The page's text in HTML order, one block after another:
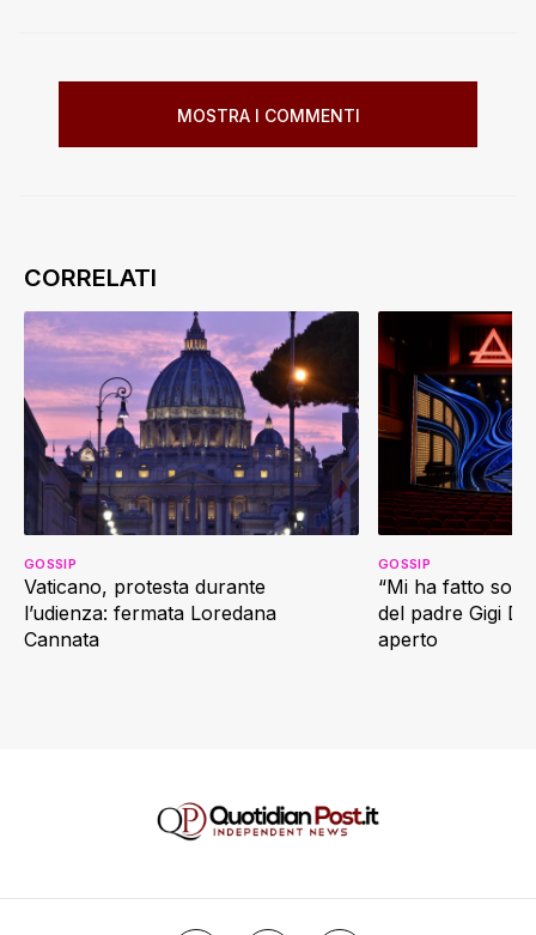
MOSTRA I COMMENTI
Vaticano, protesta durante
l’udienza: fermata Loredana
Cannata
GOSSIP
“Mi ha fatto
del padre Gigi
aperto
GOSSIP